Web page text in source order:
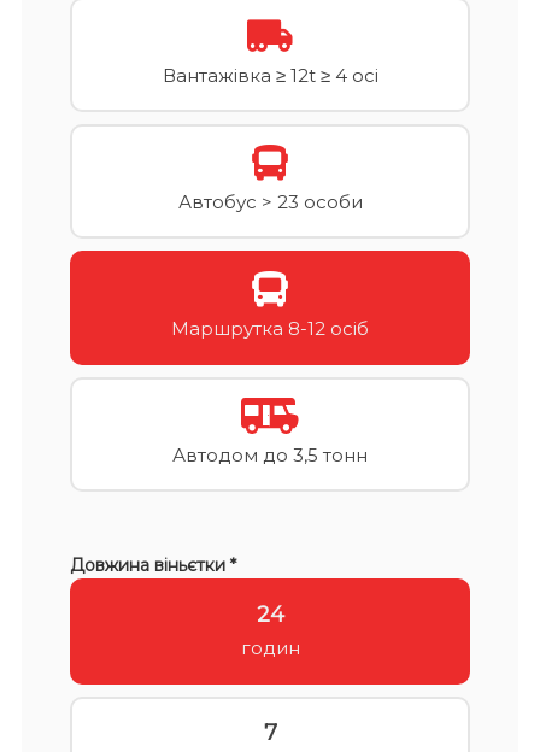
Вантажівка ≥ 12t ≥ 4 осі
Автобус > 23 особи
Маршрутка 8-12 осіб
Автодом до 3,5 тонн
Довжина віньєтки *
24
годин
7